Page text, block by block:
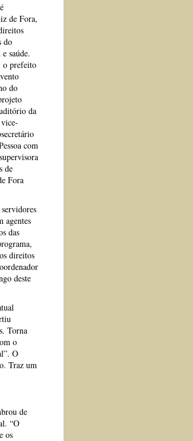
de Fora,
do
saúde.
o prefeito
do
da
com
de
Fora
agentes
das
direitos
deste
Torna
o
O
Traz um
de
“O
os